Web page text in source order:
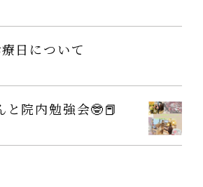
日について
と院内勉強会🤓📕